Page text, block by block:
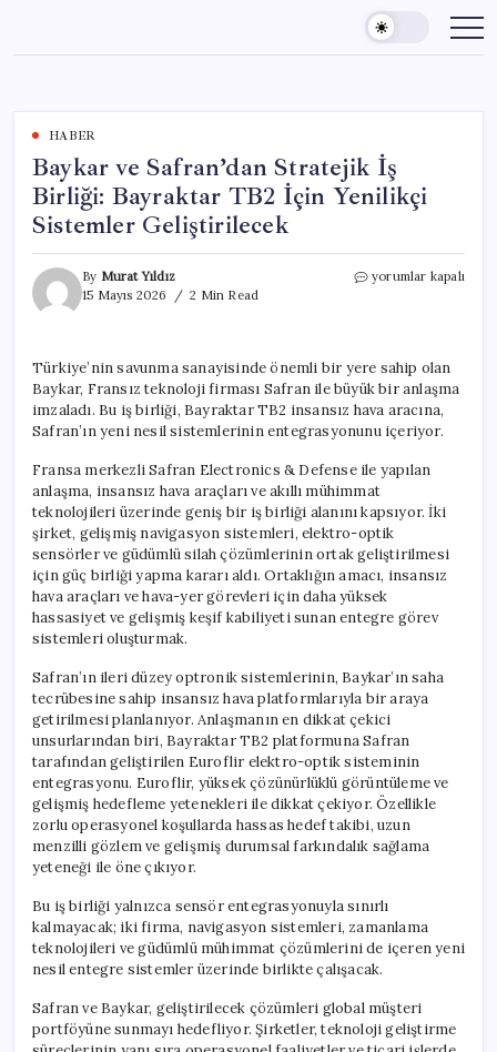
content
HABER
Baykar ve Safran’dan Stratejik İş
Birliği: Bayraktar TB2 İçin Yenilikçi
Sistemler Geliştirilecek
By Murat Yıldız
15 Mayıs 2026
2 Min Read
Baykar
Birliği:
Bayraktar
TB2
İçin
Yenilikçi
Sistemler
Geliştirilecek
için
yorumlar kapalı
Türkiye’nin savunma sanayisinde önemli bir yere sahip olan
Baykar, Fransız teknoloji firması Safran ile büyük bir anlaşma
imzaladı. Bu iş birliği, Bayraktar TB2 insansız hava aracına,
Safran’ın yeni nesil sistemlerinin entegrasyonunu içeriyor.
Fransa merkezli Safran Electronics & Defense ile yapılan
anlaşma, insansız hava araçları ve akıllı mühimmat
teknolojileri üzerinde geniş bir iş birliği alanını kapsıyor. İki
şirket, gelişmiş navigasyon sistemleri, elektro-optik
sensörler ve güdümlü silah çözümlerinin ortak geliştirilmesi
için güç birliği yapma kararı aldı. Ortaklığın amacı, insansız
hava araçları ve hava-yer görevleri için daha yüksek
hassasiyet ve gelişmiş keşif kabiliyeti sunan entegre görev
sistemleri oluşturmak.
Safran’ın ileri düzey optronik sistemlerinin, Baykar’ın saha
tecrübesine sahip insansız hava platformlarıyla bir araya
getirilmesi planlanıyor. Anlaşmanın en dikkat çekici
unsurlarından biri, Bayraktar TB2 platformuna Safran
tarafından geliştirilen Euroflir elektro-optik sisteminin
entegrasyonu. Euroflir, yüksek çözünürlüklü görüntüleme ve
gelişmiş hedefleme yetenekleri ile dikkat çekiyor. Özellikle
zorlu operasyonel koşullarda hassas hedef takibi, uzun
menzilli gözlem ve gelişmiş durumsal farkındalık sağlama
yeteneği ile öne çıkıyor.
Bu iş birliği yalnızca sensör entegrasyonuyla sınırlı
kalmayacak; iki firma, navigasyon sistemleri, zamanlama
teknolojileri ve güdümlü mühimmat çözümlerini de içeren yeni
nesil entegre sistemler üzerinde birlikte çalışacak.
Safran ve Baykar, geliştirilecek çözümleri global müşteri
portföyüne sunmayı hedefliyor. Şirketler, teknoloji geliştirme